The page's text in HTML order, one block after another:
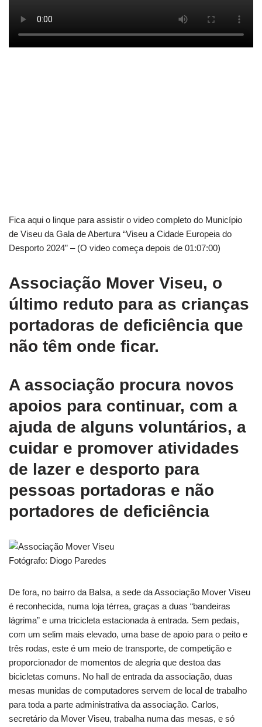
Fica aqui o linque para assistir o video completo do Município
de Viseu da Gala de Abertura “Viseu a Cidade Europeia do
Desporto 2024” – (O video começa depois de 01:07:00)
Associação Mover Viseu, o
último reduto para as crianças
portadoras de deficiência que
não têm onde ficar.
A associação procura novos
apoios para continuar, com a
ajuda de alguns voluntários, a
cuidar e promover atividades
de lazer e desporto para
pessoas portadoras e não
portadores de deficiência
Fotógrafo: Diogo Paredes
De fora, no bairro da Balsa, a sede da Associação Mover Viseu
é reconhecida, numa loja térrea, graças a duas “bandeiras
lágrima” e uma tricicleta estacionada à entrada. Sem pedais,
com um selim mais elevado, uma base de apoio para o peito e
três rodas, este é um meio de transporte, de competição e
proporcionador de momentos de alegria que destoa das
bicicletas comuns. No hall de entrada da associação, duas
mesas munidas de computadores servem de local de trabalho
para toda a parte administrativa da associação. Carlos,
secretário da Mover Viseu, trabalha numa das mesas, e só